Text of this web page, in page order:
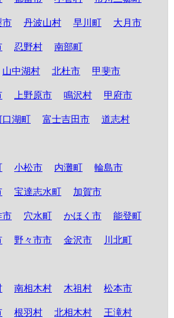
市 丹波山村 早川町 大月市
忍野村 南部町
山中湖村 北杜市 甲斐市
上野原市 鳴沢村 甲府市
口湖町 富士吉田市 道志村
小松市 内灘町 輪島市
宝達志水町 加賀市
市 穴水町 かほく市 能登町
野々市市 金沢市 川北町
南相木村 木祖村 松本市
根羽村 北相木村 王滝村